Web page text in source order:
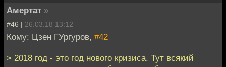
Амертат »
#46 | 26.03.18 13:12
Кому: Цзен ГУргуров, #42
> 2018 год - это год нового кризиса. Тут всякий